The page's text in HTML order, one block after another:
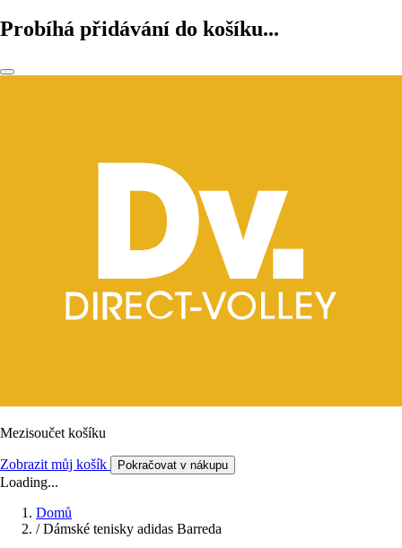
Probíhá přidávání do košíku...
Mezisoučet košíku
Zobrazit můj košík Pokračovat v nákupu
Loading...
Domů
/ Dámské tenisky adidas Barreda